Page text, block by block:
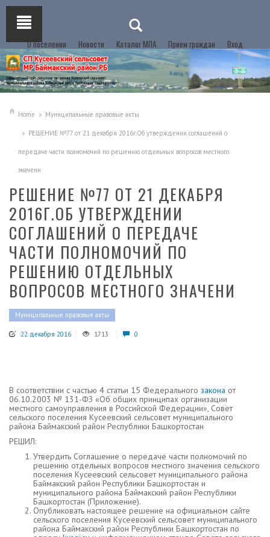
О поселении Новости Каталог МПА Прием граждан Вход
Home Муниципальные правовые акты
РЕШЕНИЕ №77 от 21 декабря 2016г.Об утверждении соглашений о
передаче части полномочий по решению отдельных вопросов местного
значени
РЕШЕНИЕ №77 ОТ 21 ДЕКАБРЯ
2016Г.ОБ УТВЕРЖДЕНИИ
СОГЛАШЕНИЙ О ПЕРЕДАЧЕ
ЧАСТИ ПОЛНОМОЧИЙ ПО
РЕШЕНИЮ ОТДЕЛЬНЫХ
ВОПРОСОВ МЕСТНОГО ЗНАЧЕНИ
Муниципальные правовые акты
22 декабря 2016 1713 0
В соответствии с частью 4 статьи 15 Федерального закона от
06.10.2003 № 131-ФЗ «Об общих принципах организации
местного самоуправления в Российской Федерации», Совет
сельского поселения Кусеевский сельсовет муниципального
района Баймакский район Республики Башкортостан
РЕШИЛ:
Утвердить Соглашение о передаче части полномочий по
решению отдельных вопросов местного значения сельского
поселения Кусеевский сельсовет муниципального района
Баймакский район Республики Башкортостан и
муниципального района Баймакский район Республики
Башкортостан (Приложение).
Опубликовать настоящее решение на официальном сайте
сельского поселения Кусеевский сельсовет муниципального
района Баймакский район Республики Башкортостан по